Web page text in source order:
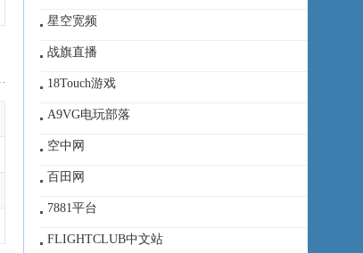
星空宽频
战旗直播
18Touch游戏
A9VG电玩部落
空中网
百田网
7881平台
FLIGHTCLUB中文站